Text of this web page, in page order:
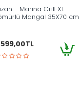
- Marina Grill XL
Mangal 35X70 cm